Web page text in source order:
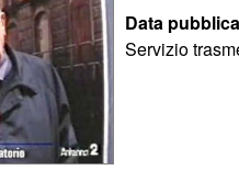
Data
Servizio